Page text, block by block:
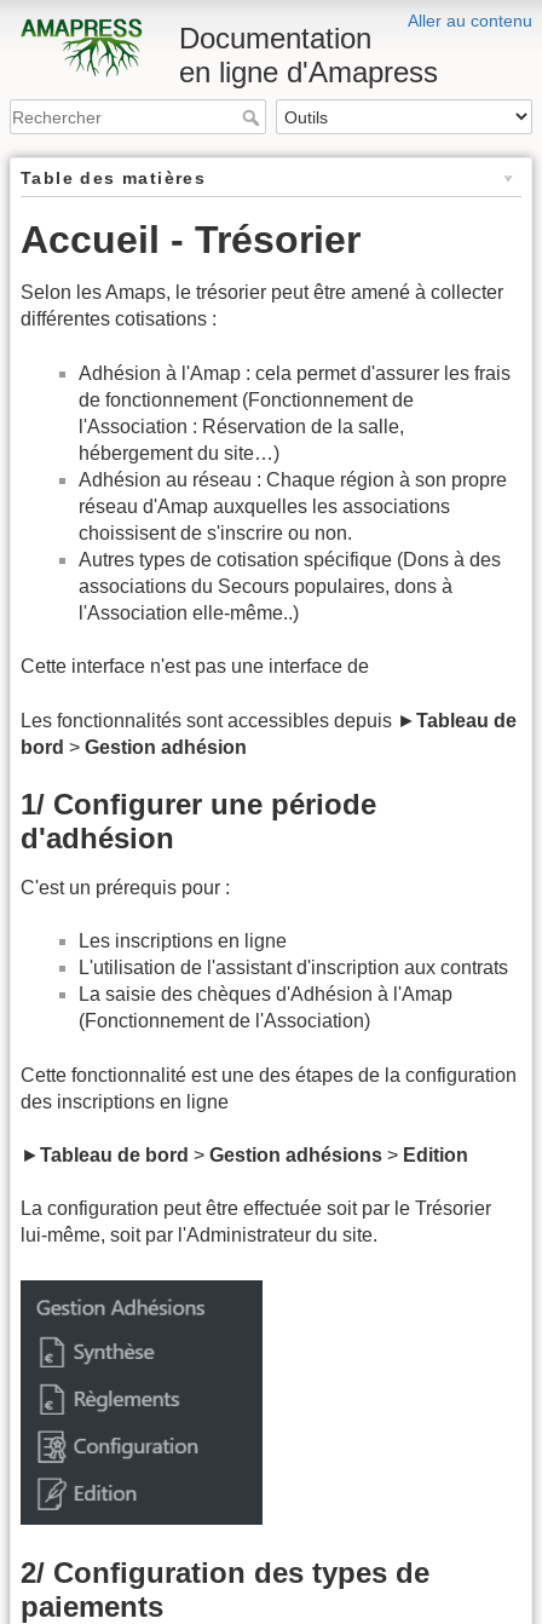
Aller au contenu
Documentation
en ligne d'Amapress
Table des matières
Accueil - Trésorier
Selon les Amaps, le trésorier peut être amené à collecter
différentes cotisations :
Adhésion à l'Amap : cela permet d'assurer les frais
de fonctionnement (Fonctionnement de
l'Association : Réservation de la salle,
hébergement du site…)
Adhésion au réseau : Chaque région à son propre
réseau d'Amap auxquelles les associations
choissisent de s'inscrire ou non.
Autres types de cotisation spécifique (Dons à des
associations du Secours populaires, dons à
l'Association elle-même..)
Cette interface n'est pas une interface de
Les fonctionnalités sont accessibles depuis ►Tableau de
bord > Gestion adhésion
1/ Configurer une période
d'adhésion
C'est un prérequis pour :
Les inscriptions en ligne
L'utilisation de l'assistant d'inscription aux contrats
La saisie des chèques d'Adhésion à l'Amap
(Fonctionnement de l'Association)
Cette fonctionnalité est une des étapes de la configuration
des inscriptions en ligne
►Tableau de bord > Gestion adhésions > Edition
La configuration peut être effectuée soit par le Trésorier
lui-même, soit par l'Administrateur du site.
2/ Configuration des types de
paiements